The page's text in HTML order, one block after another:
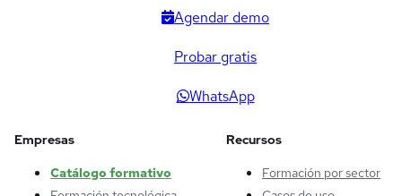
Agendar demo
Probar gratis
WhatsApp
Empresas
Catálogo formativo
Recursos
Formación por sector